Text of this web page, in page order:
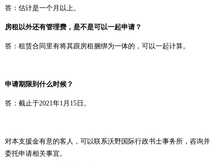
答：估计是一个月以上。
房租以外还有管理费，是不是可以一起申请？
答：租赁合同里有将其跟房租捆绑为一体的，可以一起计算。
申请期限到什么时候？
答：截止于2021年1月15日。
对本支援金有意的客人，可以联系沃野国际行政书士事务所，咨询并
委托申请相关事宜。